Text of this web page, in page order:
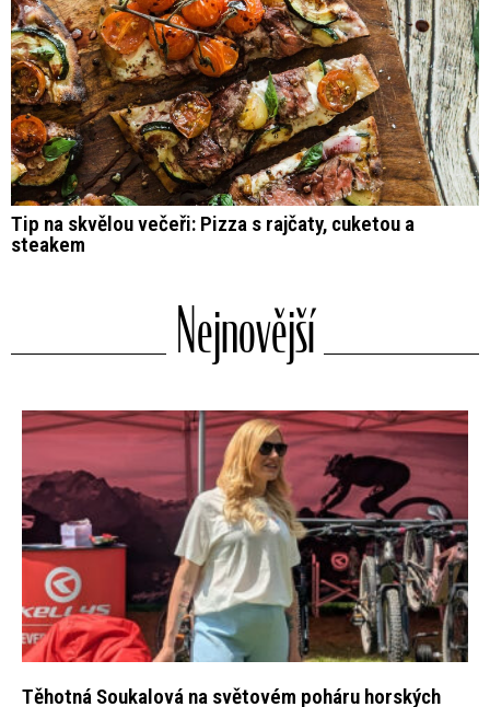
Tip na skvělou večeři: Pizza s rajčaty, cuketou a
steakem
Nejnovější
Těhotná Soukalová na světovém poháru horských